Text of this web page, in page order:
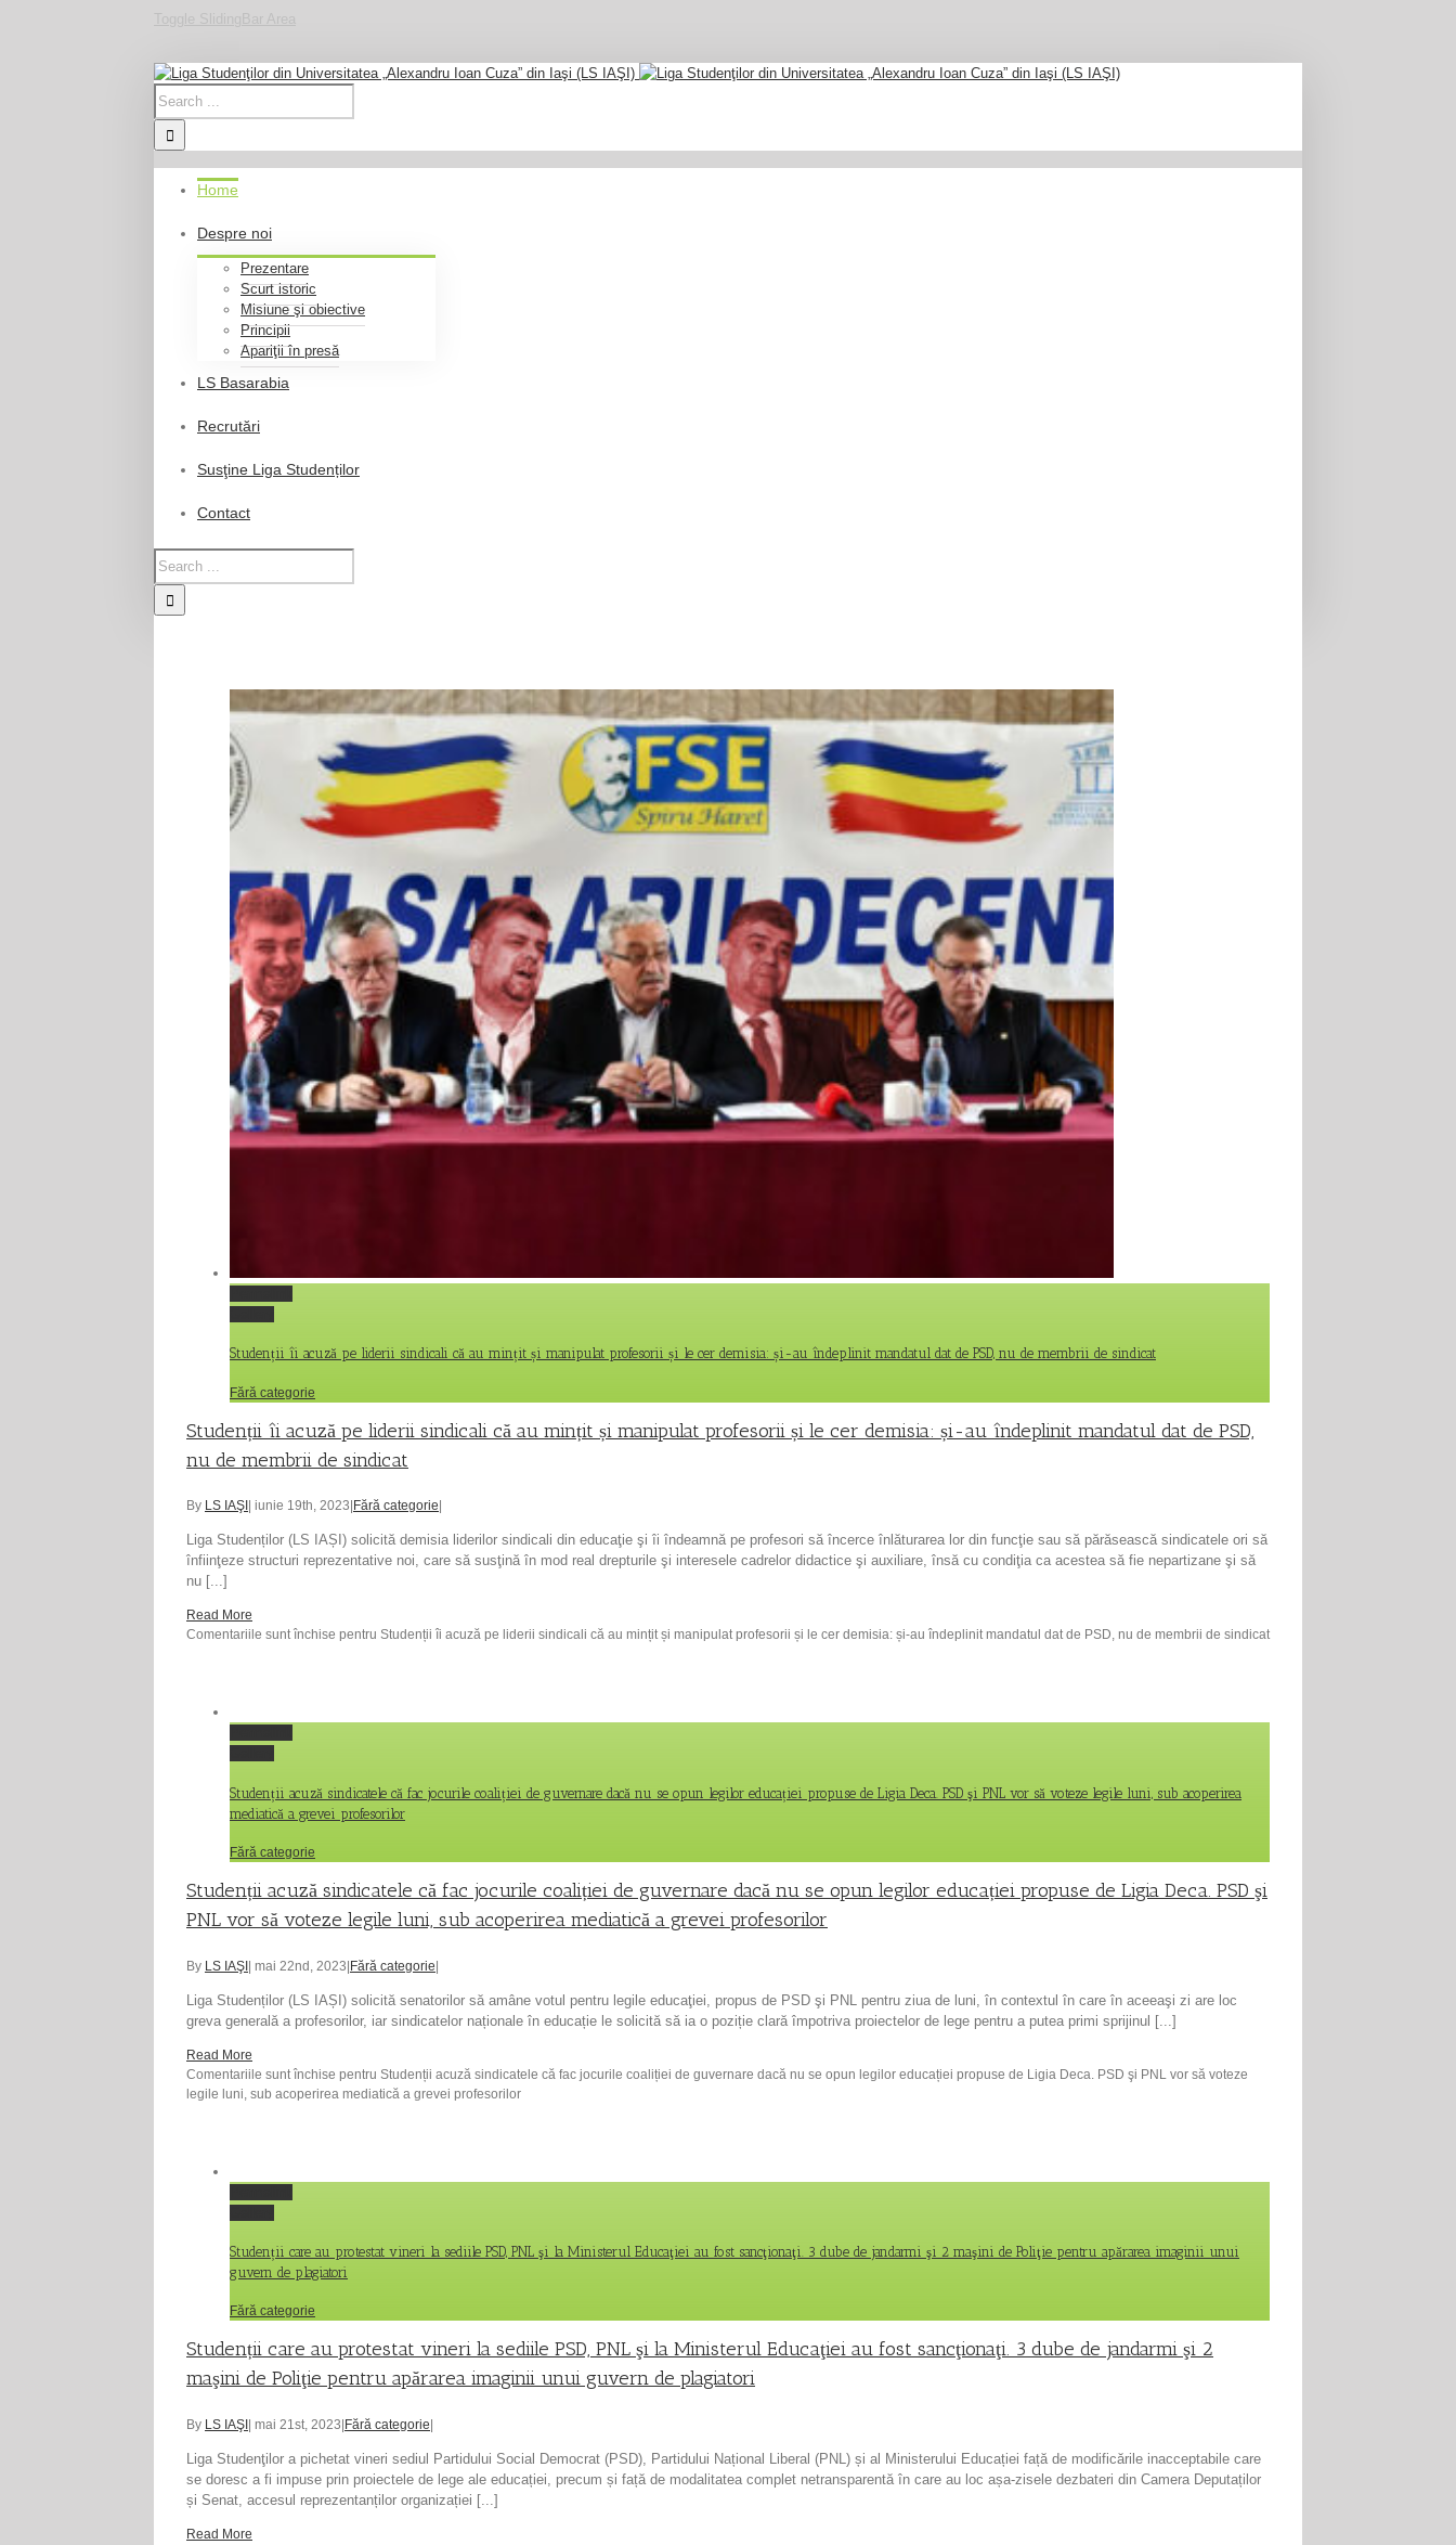
Toggle SlidingBar Area
Home
Despre noi
Prezentare
Scurt istoric
Misiune şi obiective
Principii
Apariţii în presă
LS Basarabia
Recrutări
Susţine Liga Studenților
Contact
Studenții îi acuză pe liderii sindicali că au mințit și manipulat profesorii și le cer demisia: și-au îndeplinit mandatul dat de PSD, nu de membrii de sindicat
Fără categorie
Studenții îi acuză pe liderii sindicali că au mințit și manipulat profesorii și le cer demisia: și-au îndeplinit mandatul dat de PSD,
nu de membrii de sindicat
By LS IAŞI iunie 19th, 2023 Fără categorie
Liga Studenților (LS IAȘI) solicită demisia liderilor sindicali din educaţie şi îi îndeamnă pe profesori să încerce înlăturarea lor din funcţie sau să părăsească sindicatele ori să
înfiinţeze structuri reprezentative noi, care să susţină în mod real drepturile şi interesele cadrelor didactice şi auxiliare, însă cu condiţia ca acestea să fie nepartizane şi să
nu [...]
Read More
Comentariile sunt închise pentru Studenții îi acuză pe liderii sindicali că au mințit și manipulat profesorii și le cer demisia: și-au îndeplinit mandatul dat de PSD, nu de membrii de sindicat
Studenții acuză sindicatele că fac jocurile coaliției de guvernare dacă nu se opun legilor educației propuse de Ligia Deca. PSD şi PNL vor să voteze legile luni, sub acoperirea
mediatică a grevei profesorilor
Fără categorie
Studenții acuză sindicatele că fac jocurile coaliției de guvernare dacă nu se opun legilor educației propuse de Ligia Deca. PSD şi
PNL vor să voteze legile luni, sub acoperirea mediatică a grevei profesorilor
By LS IAŞI| mai 22nd, 2023|Fără categorie|
Liga Studenților (LS IAȘI) solicită senatorilor să amâne votul pentru legile educaţiei, propus de PSD şi PNL pentru ziua de luni, în contextul în care în aceeaşi zi are loc
greva generală a profesorilor, iar sindicatelor naționale în educație le solicită să ia o poziție clară împotriva proiectelor de lege pentru a putea primi sprijinul [...]
Read More
Comentariile sunt închise pentru Studenții acuză sindicatele că fac jocurile coaliției de guvernare dacă nu se opun legilor educației propuse de Ligia Deca. PSD şi PNL vor să voteze
legile luni, sub acoperirea mediatică a grevei profesorilor
Studenții care au protestat vineri la sediile PSD, PNL şi la Ministerul Educaţiei au fost sancţionaţi. 3 dube de jandarmi şi 2 maşini de Poliţie pentru apărarea imaginii unui
guvern de plagiatori
Fără categorie
Studenții care au protestat vineri la sediile PSD, PNL şi la Ministerul Educaţiei au fost sancţionaţi. 3 dube de jandarmi şi 2
maşini de Poliţie pentru apărarea imaginii unui guvern de plagiatori
By LS IAŞI mai 21st, 2023 Fără categorie
Liga Studenţilor a pichetat vineri sediul Partidului Social Democrat (PSD), Partidului Național Liberal (PNL) și al Ministerului Educației față de modificările inacceptabile care
se doresc a fi impuse prin proiectele de lege ale educației, precum și față de modalitatea complet netransparentă în care au loc așa-zisele dezbateri din Camera Deputaților
și Senat, accesul reprezentanților organizației [...]
Read More